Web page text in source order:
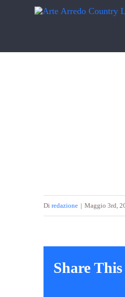
Di redazione | Maggio 3rd,
Share